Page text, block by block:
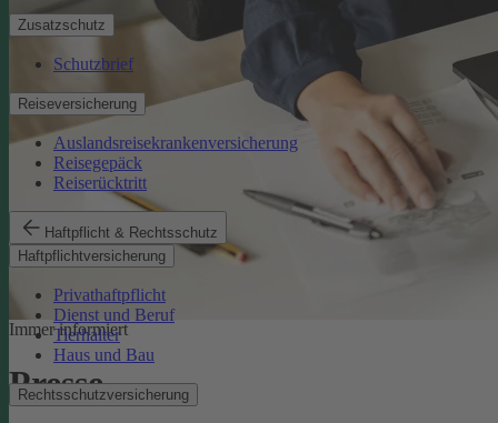
Zusatzschutz
Schutzbrief
Reiseversicherung
Auslandsreisekrankenversicherung
Reisegepäck
Reiserücktritt
Haftpflicht & Rechtsschutz
Haftpflichtversicherung
Privathaftpflicht
Dienst und Beruf
Tierhalter
Haus und Bau
Rechtsschutzversicherung
Immer informiert
Presse